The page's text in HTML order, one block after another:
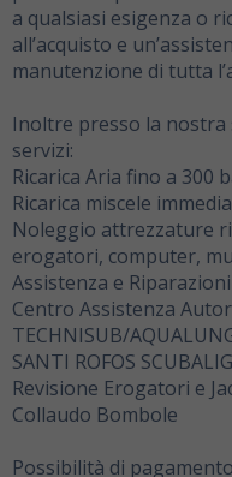
a qualsiasi esigenza o
all’acquisto e
manutenzione di tutta
Inoltre presso la
servizi:
Ricarica Aria fino a 300
Ricarica miscele
Noleggio attrezzature
erogatori, computer,
Assistenza e Riparazioni
Centro Assistenza
TECHNISUB/
SANTI ROFOS
Revisione Erogatori e
Collaudo Bombole
Possibilità di